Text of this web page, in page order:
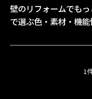
壁のリフォームでも
で選ぶ色・素材・機
1